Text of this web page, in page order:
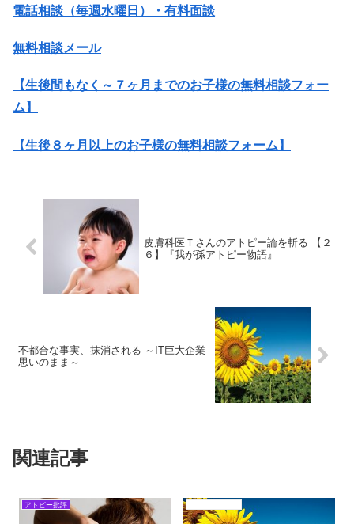
電話相談（毎週水曜日）・有料面談
無料相談メール
【生後間もなく～７ヶ月までのお子様の無料相談フォー
ム】
【生後８ヶ月以上のお子様の無料相談フォーム】
皮膚科医Ｔさんのアトピー論を斬る 【２
６】『我が孫アトピー物語』
不都合な事実、抹消される ～IT巨大企業
思いのまま～
関連記事
アトピー批評